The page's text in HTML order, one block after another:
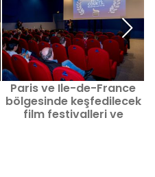
Paris ve Ile-de-France
bölgesinde keşfedilecek
film festivalleri ve